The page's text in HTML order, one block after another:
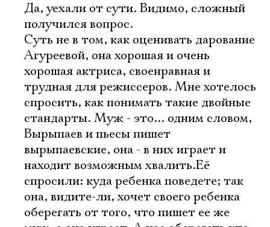
Да, уехали от сути. Видимо, сложный
получился вопрос.
Суть не в том, как оценивать дарование
Агуреевой, она хорошая и очень
хорошая актриса, своенравная и
трудная для режиссеров. Мне хотелось
спросить, как понимать такие двойные
стандарты. Муж - это... одним словом,
Вырыпаев и пьесы пишет
вырыпаевские, она - в них играет и
находит возможным хвалить.Её
спросили: куда ребенка поведете; так
она, видите-ли, хочет своего ребенка
оберегать от того, что пишет ее же